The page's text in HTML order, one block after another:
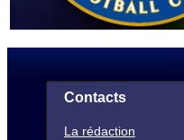
Contacts
La rédaction